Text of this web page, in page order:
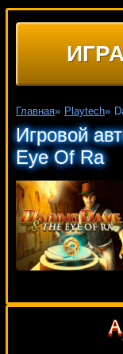
Главная» Playtech»
Игровой
Eye Of Ra